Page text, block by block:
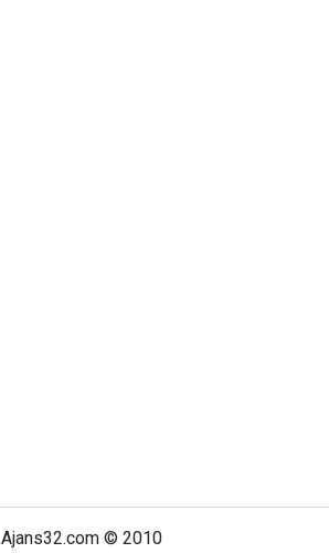
Ajans32.com © 2010